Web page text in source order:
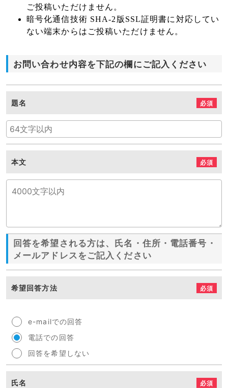
ご投稿いただけません。
暗号化通信技術 SHA-2版SSL証明書に対応してい
ない端末からはご投稿いただけません。
お問い合わせ内容を下記の欄にご記入ください
題名 必須
本文 必須
回答を希望される方は、氏名・住所・電話番号・
メールアドレスをご記入ください
希望回答方法 必須
e-mailでの回答
電話での回答
回答を希望しない
氏名 必須